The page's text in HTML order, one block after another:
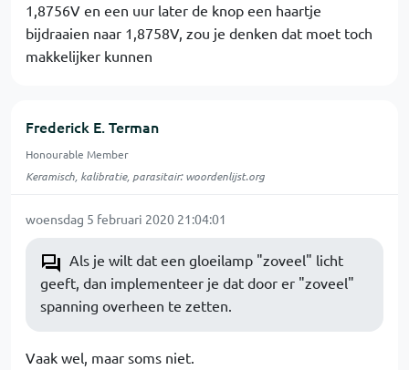
1,8756V en een uur later de knop een haartje
bijdraaien naar 1,8758V, zou je denken dat moet toch
makkelijker kunnen
Frederick E. Terman
Honourable Member
Keramisch, kalibratie, parasitair: woordenlijst.org
woensdag 5 februari 2020 21:04:01
Als je wilt dat een gloeilamp "zoveel" licht
geeft, dan implementeer je dat door er "zoveel"
spanning overheen te zetten.
Vaak wel, maar soms niet.